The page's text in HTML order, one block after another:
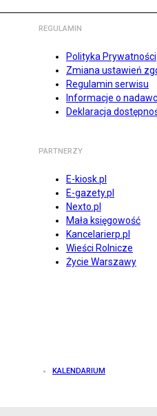
REGULAMIN
Polityka Prywatności
Zmiana ustawień
Regulamin serwisu
Informacje o
Deklaracja
PARTNERZY
E-kiosk.pl
E-gazety.pl
Nexto.pl
Mała księgowość
Kancelarierp.pl
Wieści Rolnicze
Życie Warszawy
KALENDARIUM